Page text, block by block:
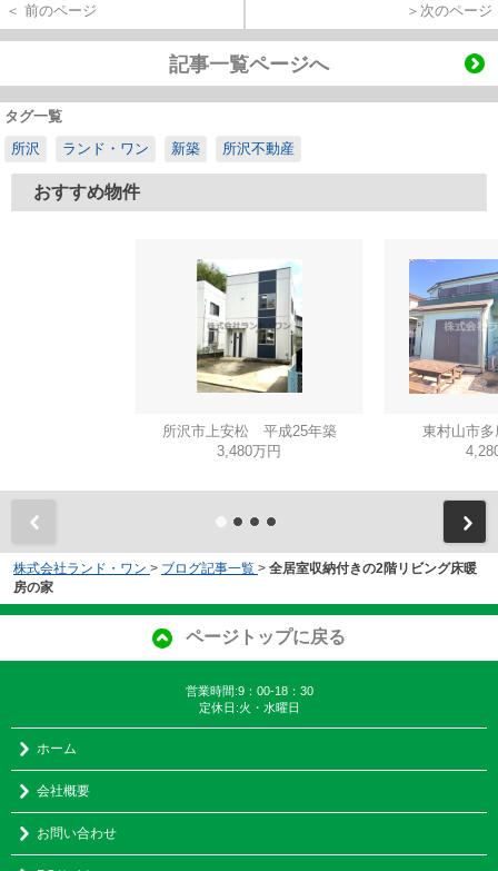
＜ 前のページ ＞次のページ
記事一覧ページへ
タグ一覧
所沢
ランド・ワン 新築 所沢不動産
おすすめ物件
所沢市上安松 平成25年築
3,480万円
東村山市
株式会社ランド・ワン > ブログ記事一覧 > 全居室収納付きの2階リビング床暖
房の家
ページトップに戻る
営業時間:9：00-18：30
定休日:火・水曜日
ホーム
会社概要
お問い合わせ